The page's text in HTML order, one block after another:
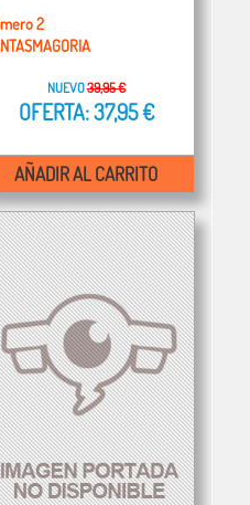
2
NUEVO39,95 €
OFERTA: 37,95 €
AÑADIR AL CARRITO